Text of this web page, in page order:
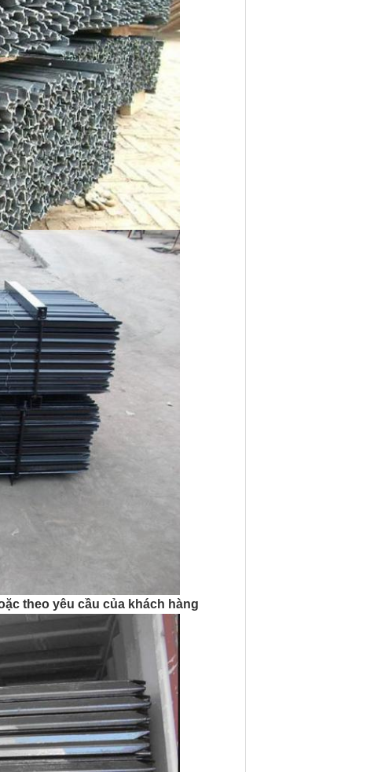
theo yêu cầu của khách hàng